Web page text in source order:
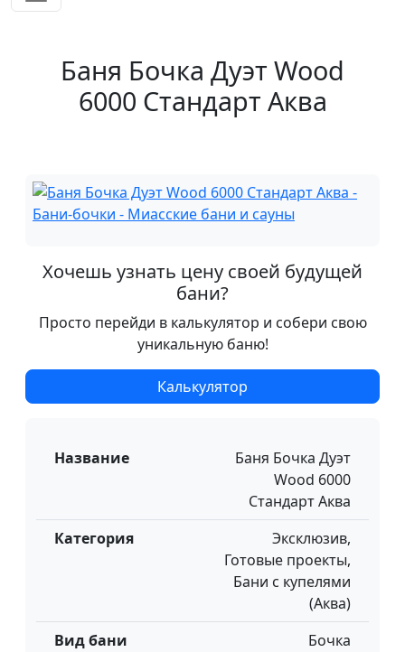
Баня Бочка Дуэт Wood
6000 Стандарт Аква
Хочешь узнать цену своей будущей
бани?
Просто перейди в калькулятор и собери свою
уникальную баню!
Калькулятор
Название
Баня Бочка Дуэт
Wood 6000
Стандарт Аква
Категория
Эксклюзив,
Готовые проекты,
Бани с купелями
(Аква)
Вид бани
Бочка